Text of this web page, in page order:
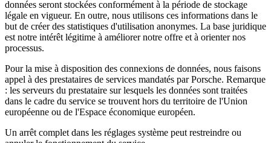
données seront stockées conformément à la période de stockage
légale en vigueur. En outre, nous utilisons ces informations dans le
but de créer des statistiques d'utilisation anonymes. La base juridique
est notre intérêt légitime à améliorer notre offre et à orienter nos
processus.
Pour la mise à disposition des connexions de données, nous faisons
appel à des prestataires de services mandatés par Porsche. Remarque
: les serveurs du prestataire sur lesquels les données sont traitées
dans le cadre du service se trouvent hors du territoire de l'Union
européenne ou de l'Espace économique européen.
Un arrêt complet dans les réglages système peut restreindre ou